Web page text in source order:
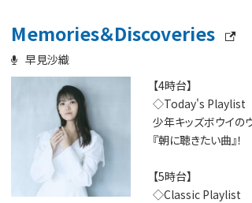
Memories＆Discoveries
早見沙織
【4時台】
◇Today's Playlist
少年キッズボウイの
『朝に聴きたい曲』！
【5時台】
◇Classic Playlist